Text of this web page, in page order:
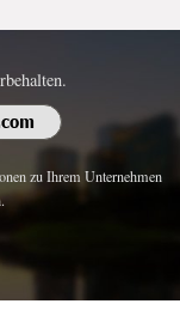
zu Ihrem Unternehmen